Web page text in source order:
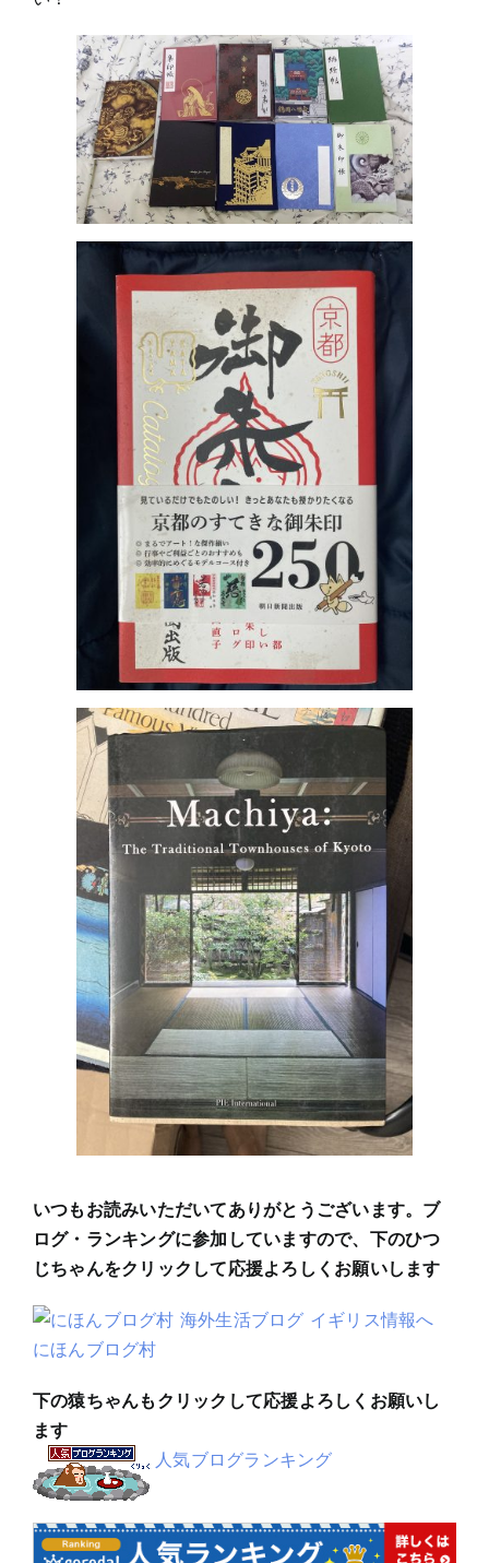
いつもお読みいただいてありがとうございます。ブ
ログ・ランキングに参加していますので、下のひつ
じちゃんをクリックして応援よろしくお願いします
にほんブログ村
下の猿ちゃんもクリックして応援よろしくお願いし
ます
人気ブログランキング